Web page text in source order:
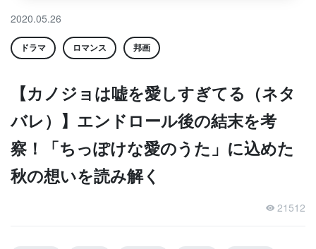
2020.05.26
ドラマ ロマンス 邦画
【カノジョは嘘を愛しすぎてる（ネタ
バレ）】エンドロール後の結末を考
察！「ちっぽけな愛のうた」に込めた
秋の想いを読み解く
21512